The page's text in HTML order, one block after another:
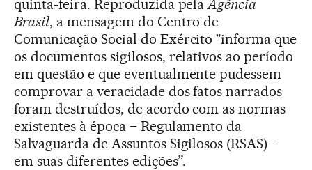
quinta-feira. Reproduzida pelaAgência
Brasil, a mensagem do Centro de
Comunicação Social do Exército "informa que
os documentos sigilosos, relativos ao período
em questão e que eventualmente pudessem
comprovar a veracidade dos fatos narrados
foram destruídos, de acordo com as normas
existentes à época – Regulamento da
Salvaguarda de Assuntos Sigilosos (RSAS) –
em suas diferentes edições”.